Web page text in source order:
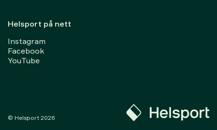
Helsport på nett
Instagram
Facebook
YouTube
© Helsport 2026